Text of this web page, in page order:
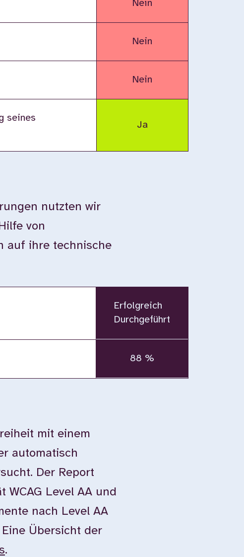
Nein
Nein
Nein
seines
Ja
nutzten wir
von
auf ihre technische
Erfolgreich
Durchgeführt
88 %
mit einem
automatisch
Der Report
Level AA und
nach Level AA
Übersicht der
.